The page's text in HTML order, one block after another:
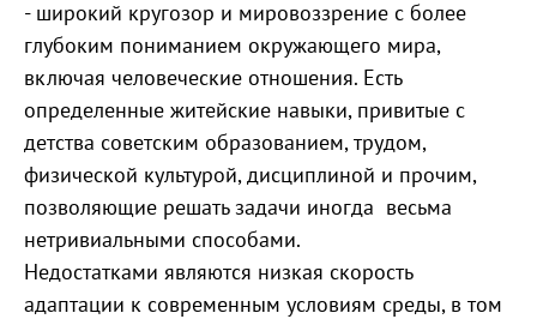
- широкий кругозор и мировоззрение с более
глубоким пониманием окружающего мира,
включая человеческие отношения. Есть
определенные житейские навыки, привитые с
детства советским образованием, трудом,
физической культурой, дисциплиной и прочим,
позволяющие решать задачи иногда весьма
нетривиальными способами.
Недостатками являются низкая скорость
адаптации к современным условиям среды, в том